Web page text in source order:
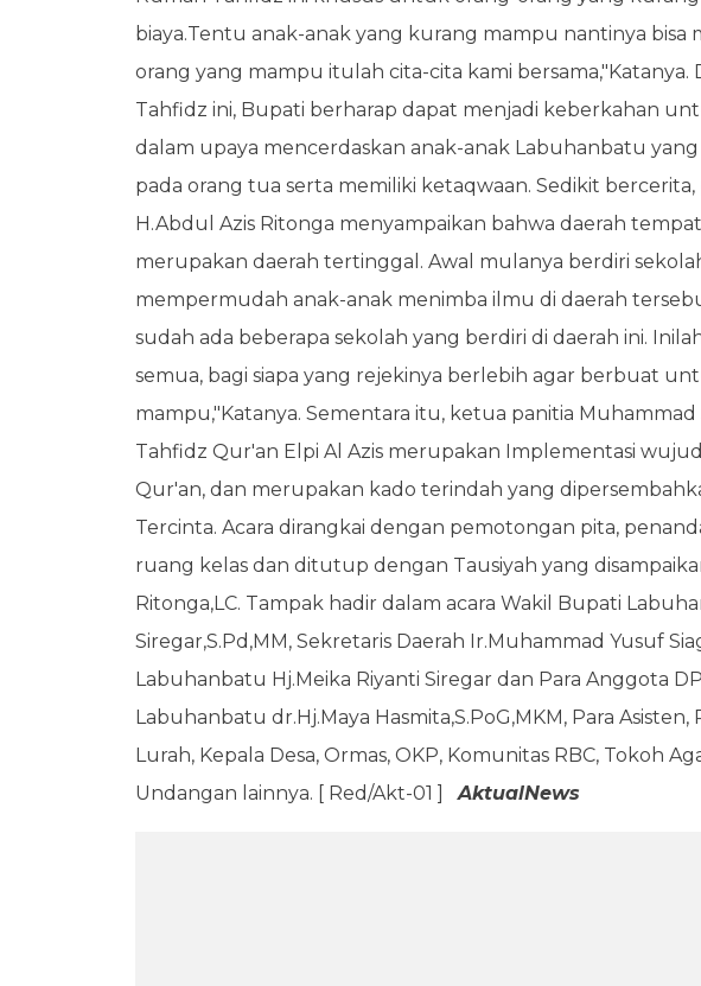
biaya.Tentu anak-anak yang kurang mampu nantinya bisa
orang yang mampu itulah cita-cita kami
Tahfidz ini, Bupati berharap dapat menjadi keberkahan
dalam upaya mencerdaskan anak-anak Labuhanbatu
pada orang tua serta memiliki ketaqwaan. Sedikit bercerita,
H.Abdul Azis Ritonga menyampaikan bahwa daerah
merupakan daerah tertinggal. Awal mulanya berdiri
mempermudah anak-anak menimba ilmu di daerah
sudah ada beberapa sekolah yang berdiri di daerah ini.
semua, bagi siapa yang rejekinya berlebih agar berbuat
mampu,"Katanya. Sementara itu, ketua panitia
Tahfidz Qur'an Elpi Al Azis merupakan Implementasi
Qur'an, dan merupakan kado terindah yang
Tercinta. Acara dirangkai dengan pemotongan pita,
ruang kelas dan ditutup dengan Tausiyah yang
Ritonga,LC. Tampak hadir dalam acara Wakil Bupati
Siregar,S.Pd,MM, Sekretaris Daerah Ir.Muhammad Yusuf
Labuhanbatu Hj.Meika Riyanti Siregar dan Para Anggota
Labuhanbatu dr.Hj.Maya Hasmita,S.PoG,MKM, Para Asisten,
Lurah, Kepala Desa, Ormas, OKP, Komunitas RBC, Tokoh
Undangan lainnya. [ Red/Akt-01 ]AktualNews